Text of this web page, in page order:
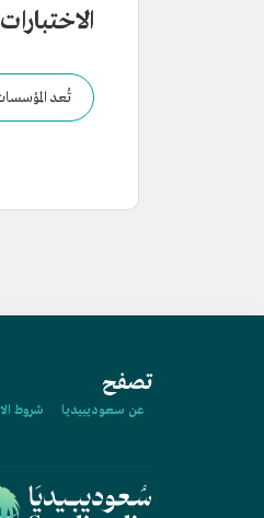
تُعد
تصفح
عن سعوديبيديا شروط